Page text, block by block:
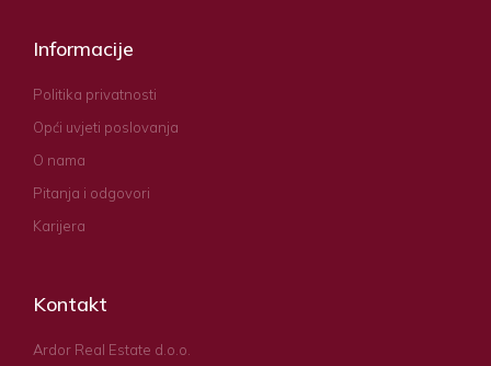
Informacije
Politika privatnosti
Opći uvjeti poslovanja
O nama
Pitanja i odgovori
Karijera
Kontakt
Ardor Real Estate d.o.o.